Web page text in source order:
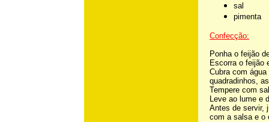
sal
pimenta
Confecção:
Ponha o feijão
Escorra o feijão
Cubra com
quadradinhos,
Tempere com
Leve ao lume e
Antes de servir,
com a salsa e o